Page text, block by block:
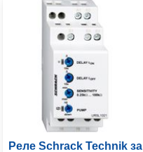
Реле Schrack Technik за